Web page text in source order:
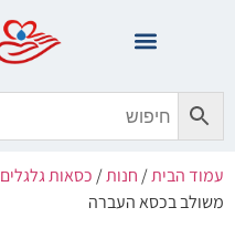
עמוד הבית/חנות/כסאות גלגלים
משולב בכסא העברה